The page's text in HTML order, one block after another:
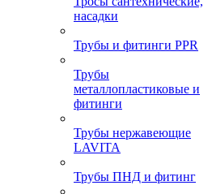
насадки
Трубы и фитинги PPR
Трубы
металлопластиковые и
фитинги
Трубы нержавеющие
LAVITA
Трубы ПНД и фитинг